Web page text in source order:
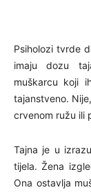
Psiholozi tvrde
imaju dozu
muškarcu koji
tajanstveno.
crvenom ružu ili
Tajna je u
tijela. Žena
Ona ostavlja